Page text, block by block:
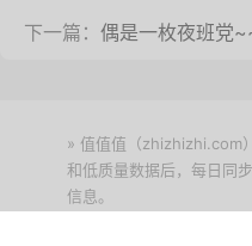
下一篇： 偶是一枚夜班党
» 值值值（zhizhizhi.com
和低质量数据后，每日同
信息。